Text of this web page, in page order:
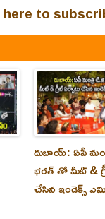
to
దుబాయ్: ఏపీ
భరత్ తో మీట్ &
చేసిన ఇండెక్స్